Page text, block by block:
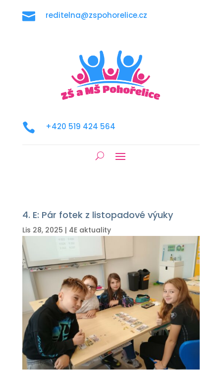
 reditelna@zspohorelice.cz
 +420 519 424 564
4. E: Pár fotek z listopadové výuky
Lis 28, 2025 | 4E aktuality